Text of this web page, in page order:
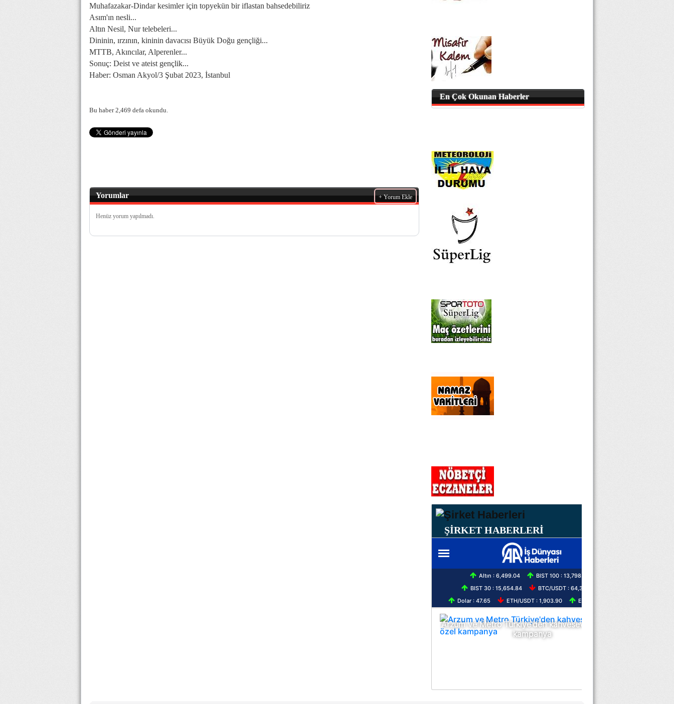
Muhafazakar-Dindar kesimler için topyekün bir iflastan bahsedebiliriz
Asım'ın nesli...
Altın Nesil, Nur telebeleri...
Dininin, ırzının, kininin davacısı Büyük Doğu gençliği...
MTTB, Akıncılar, Alperenler...
Sonuç: Deist ve ateist gençlik...
Haber: Osman Akyol/3 Şubat 2023, İstanbul
Bu haber 2,469 defa okundu.
Yorumlar + Yorum Ekle
Henüz yorum yapılmadı.
En Çok Okunan Haberler
ŞİRKET HABERLERİ